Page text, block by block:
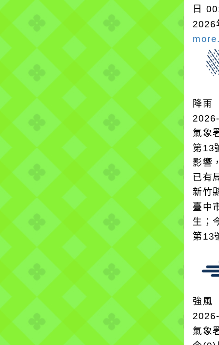
日
2026
降雨
氣象
第13
影響
已有
新竹
臺中
生；
第13
強風
氣象